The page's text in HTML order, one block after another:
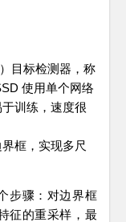
目标检测器，称
使用单个网络
训练，速度很
框，实现多尺
骤：对边界框
征的重采样，最